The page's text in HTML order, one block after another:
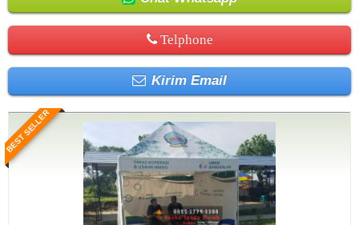
Telphone
Kirim Email
BEST SELLER